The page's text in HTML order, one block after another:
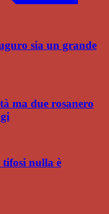
sia un grande
ma due rosanero
nulla è